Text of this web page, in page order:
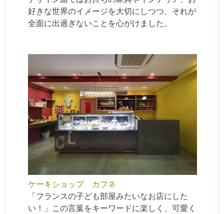
好きな世界のイメージを大切にしつつ、それが
全面に出過ぎないことを心がけました。
ケーキショップ カフネ
「フランスの子ども部屋みたいなお店にした
い！」この言葉をキーワードに楽しく、可愛く